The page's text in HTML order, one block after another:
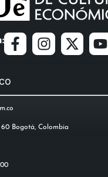
60 Bogotá, Colombia